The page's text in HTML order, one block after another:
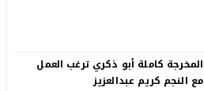
المخرجة كاملة أبو ذكري ترغب العمل
مع النجم كريم عبدالعزيز